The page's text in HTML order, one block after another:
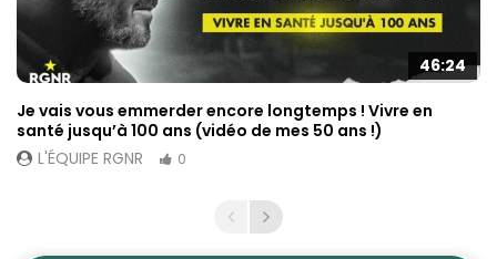
46:24
Je vais vous emmerder encore longtemps ! Vivre en
santé jusqu’à 100 ans (vidéo de mes 50 ans !)
L'ÉQUIPE RGNR
0